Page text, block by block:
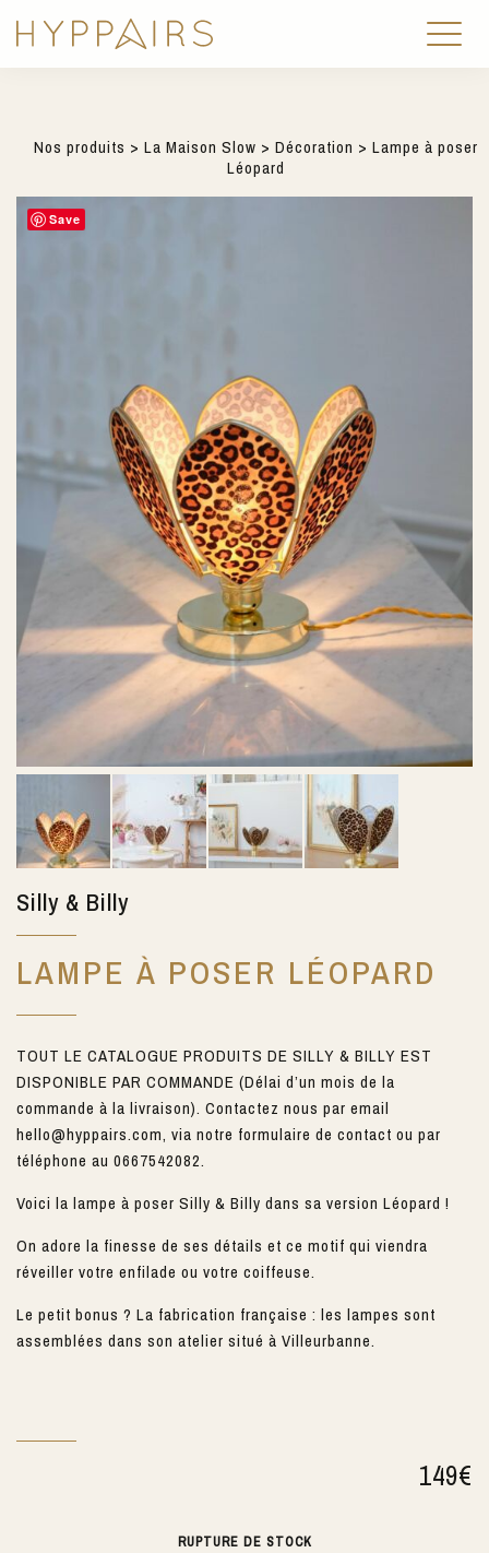
Nos produits > La Maison Slow > Décoration > Lampe à poser
Léopard
Save
Silly & Billy
LAMPE À POSER LÉOPARD
TOUT LE CATALOGUE PRODUITS DE SILLY & BILLY EST
DISPONIBLE PAR COMMANDE (Délai d’un mois de la
commande à la livraison). Contactez nous par email
hello@hyppairs.com, via notre formulaire de contact ou par
téléphone au 0667542082.
Voici la lampe à poser Silly & Billy dans sa version Léopard !
On adore la finesse de ses détails et ce motif qui viendra
réveiller votre enfilade ou votre coiffeuse.
Le petit bonus ? La fabrication française : les lampes sont
assemblées dans son atelier situé à Villeurbanne.
149€
RUPTURE DE STOCK